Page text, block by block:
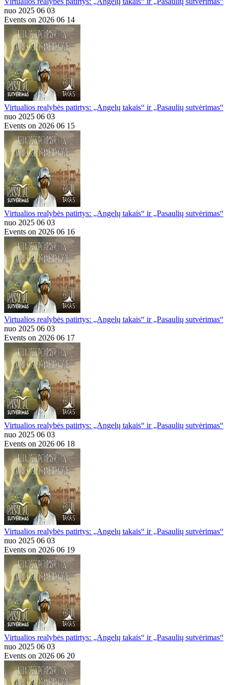
nuo 2025 06 03
Events on 2026 06 14
Virtualios realybės patirtys: „Angelų takais“ ir „Pasaulių sutvėrimas“
nuo 2025 06 03
Events on 2026 06 15
Virtualios realybės patirtys: „Angelų takais“ ir „Pasaulių sutvėrimas“
nuo 2025 06 03
Events on 2026 06 16
Virtualios realybės patirtys: „Angelų takais“ ir „Pasaulių sutvėrimas“
nuo 2025 06 03
Events on 2026 06 17
Virtualios realybės patirtys: „Angelų takais“ ir „Pasaulių sutvėrimas“
nuo 2025 06 03
Events on 2026 06 18
Virtualios realybės patirtys: „Angelų takais“ ir „Pasaulių sutvėrimas“
nuo 2025 06 03
Events on 2026 06 19
Virtualios realybės patirtys: „Angelų takais“ ir „Pasaulių sutvėrimas“
nuo 2025 06 03
Events on 2026 06 20